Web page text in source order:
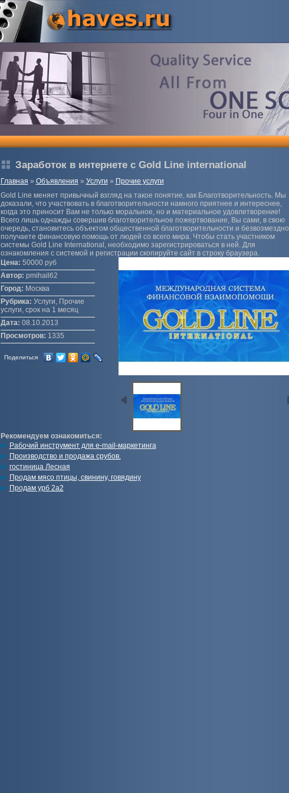
Заработок в интернете с Gold Line international
Главная » Объявления » Услуги » Прочие услуги
Gold Line меняет привычный взгляд на такое понятие, как Благотворительность. Мы
доказали, что участвовать в благотворительности намного приятнее и интереснее,
когда это приносит Вам не только моральное, но и материальное удовлетворение!
Всего лишь однажды совершив благотворительное пожертвование, Вы сами, в свою
очередь, становитесь объектом общественной благотворительности и безвозмездно
получаете финансовую помощь от людей со всего мира. Чтобы стать участником
системы Gold Line International, необходимо зарегистрироваться в ней. Для
ознакомления с системой и регистрации скопируйте сайт в строку браузера.
Цена: 50000 руб
Автор: pmihail62
Город: Москва
Рубрика: Услуги, Прочие
услуги, срок на 1 месяц
Дата: 08.10.2013
Просмотров: 1335
Поделиться
Рекомендуем ознакомиться:
Рабочий инструмент для e-mail-маркетинга
Производство и продажа срубов.
гостиница Лесная
Продам мясо птицы, свинину, говядину
Продам урб 2а2